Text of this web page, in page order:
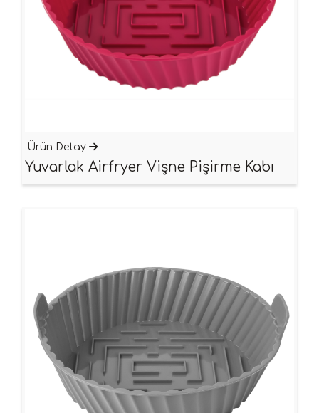
Ürün Detay
Yuvarlak Airfryer Vişne Pişirme Kabı